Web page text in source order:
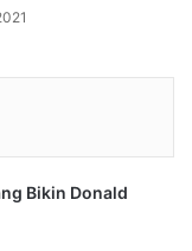
Bikin Donald